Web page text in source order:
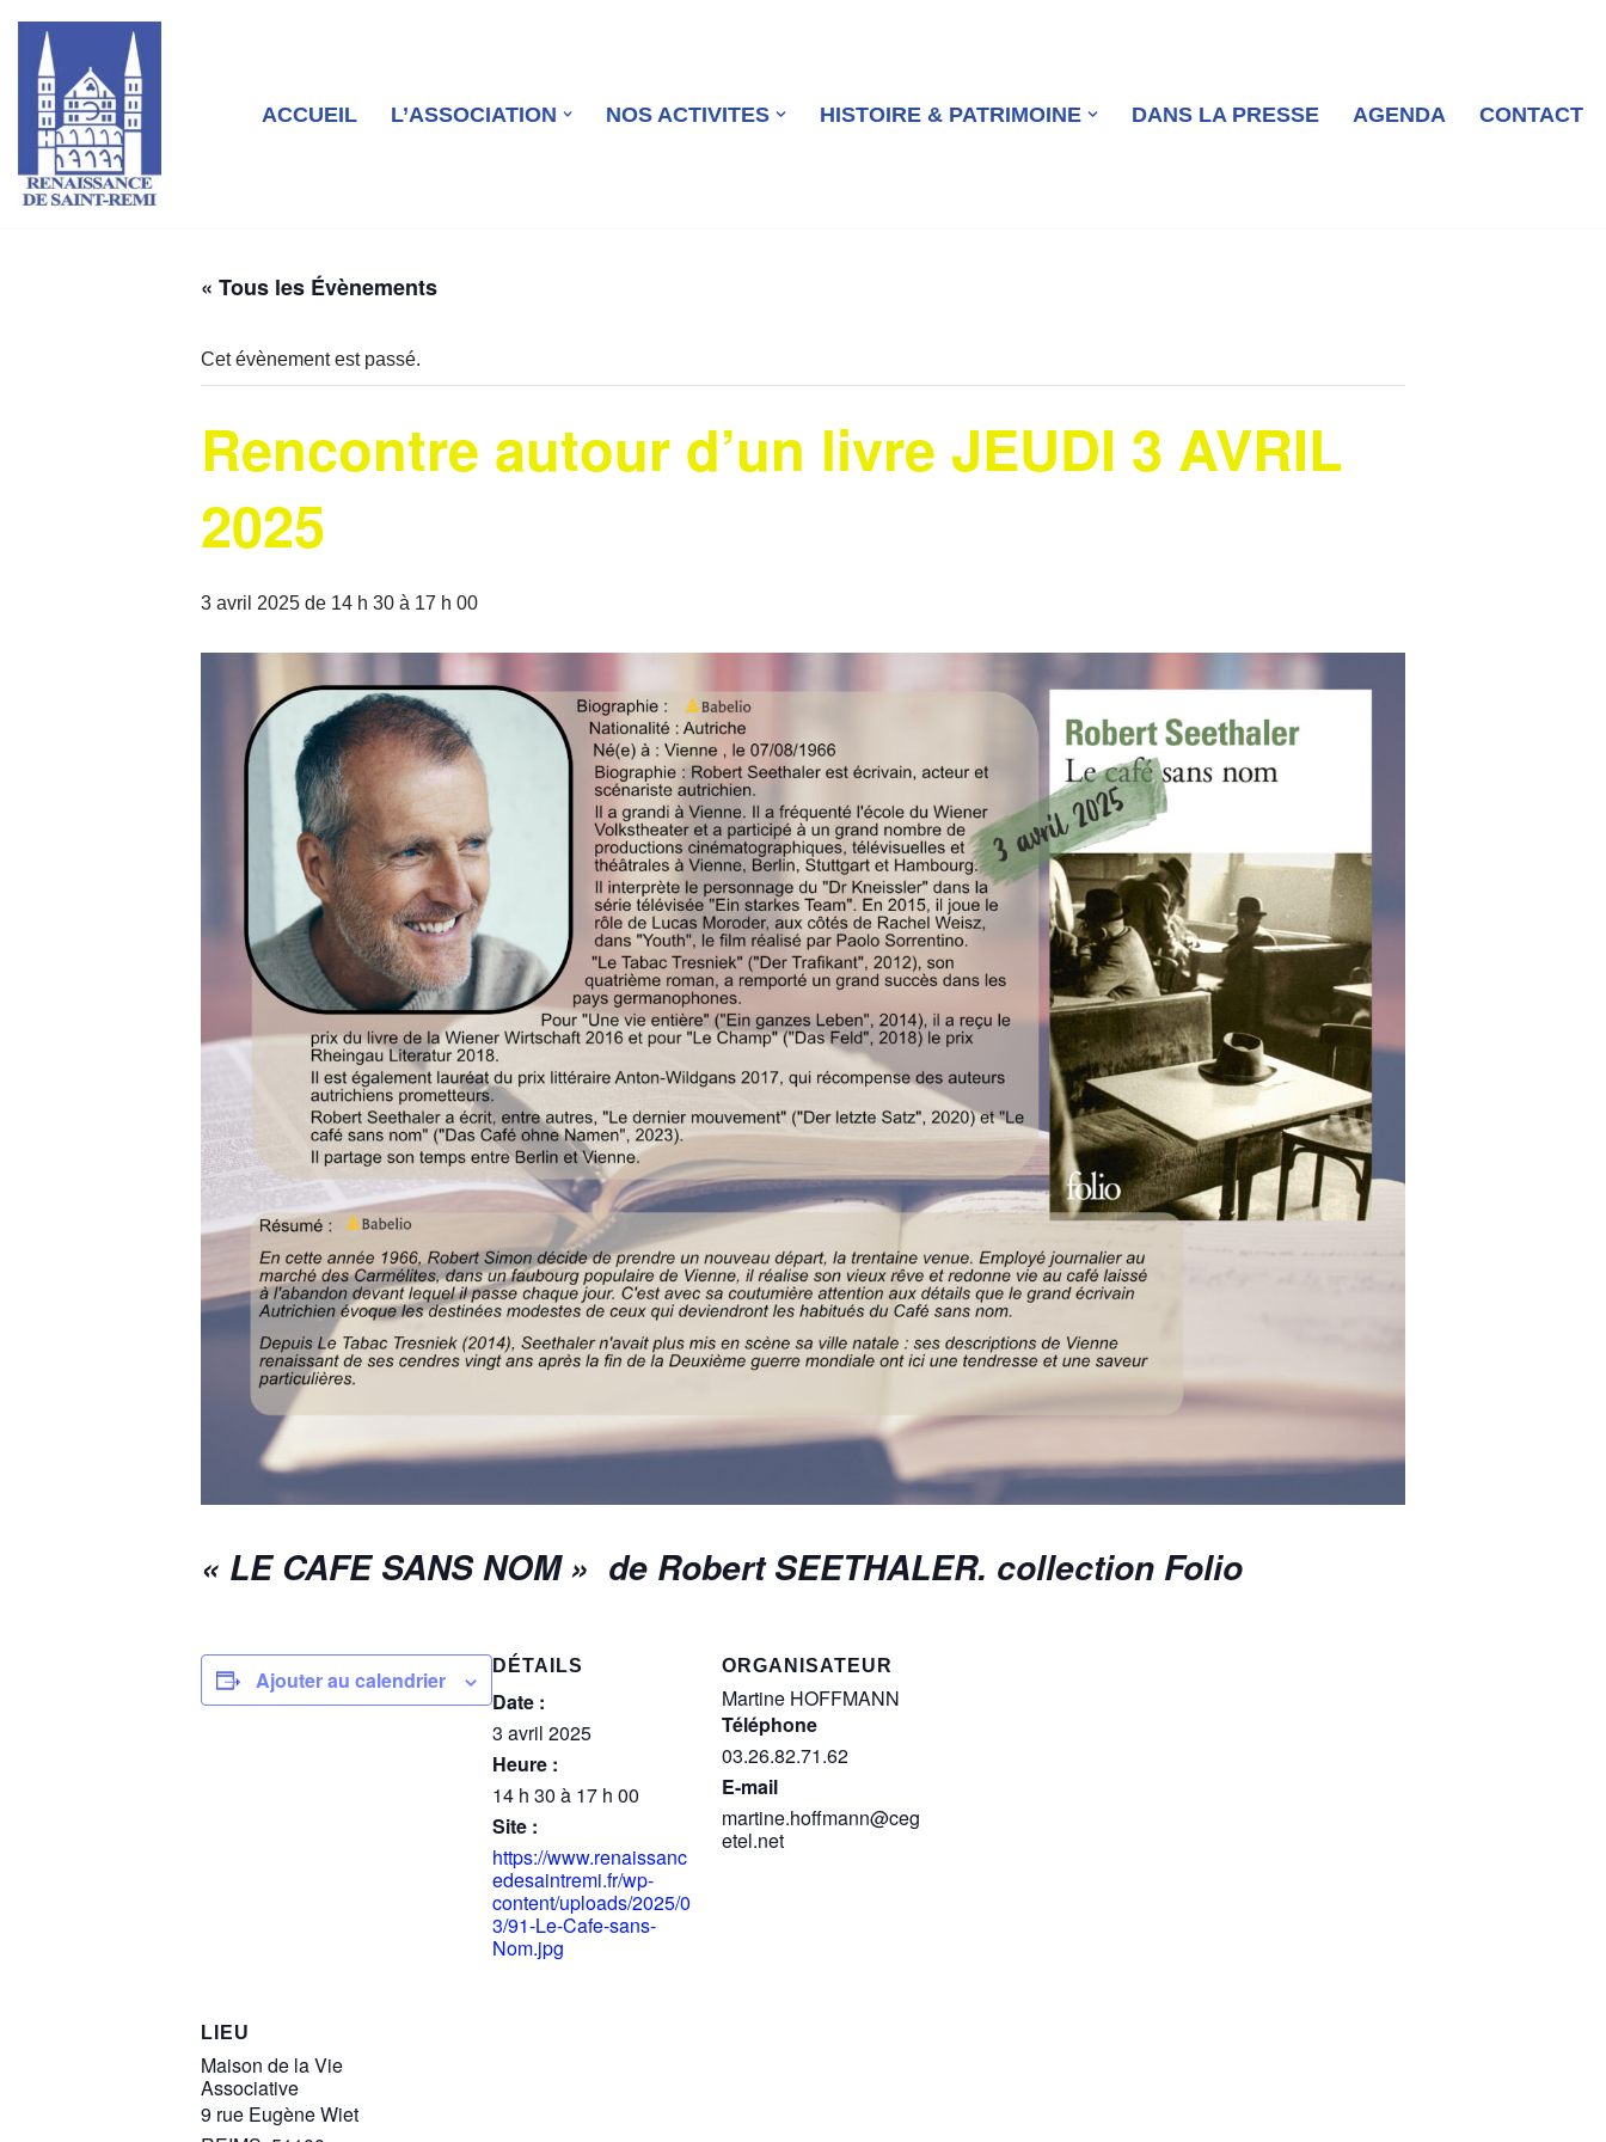
Aller
au
contenu
ACCUEIL L’ASSOCIATION NOS ACTIVITES HISTOIRE & PATRIMOINE DANS LA PRESSE AGENDA CONTACT
« Tous les Évènements
Cet évènement est passé.
Rencontre autour d’un livre JEUDI 3 AVRIL
2025
3 avril 2025 de 14 h 30 à 17 h 00
« LE CAFE SANS NOM » de Robert SEETHALER. collection Folio
Ajouter au calendrier
DÉTAILS
Date :
3 avril 2025
Heure :
14 h 30 à 17 h 00
Site :
https://www.renaissanc
edesaintremi.fr/wp-
content/uploads/2025/0
3/91-Le-Cafe-sans-
Nom.jpg
ORGANISATEUR
Martine HOFFMANN
Téléphone
03.26.82.71.62
E-mail
martine.hoffmann@ceg
etel.net
LIEU
Maison de la Vie
Associative
9 rue Eugène Wiet